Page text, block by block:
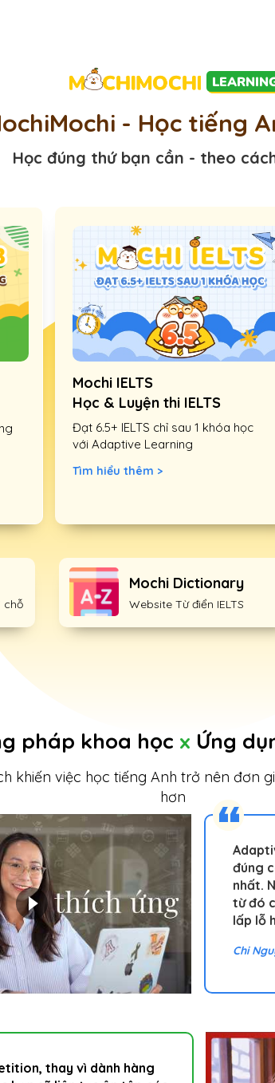
- Học tiếng
Học đúng thứ bạn cần - theo
Đạt 6.5+ IELTS chỉ sau 1 khóa học
với Adaptive Learning
Tìm hiểu thêm >
Mochi IELTS
Học & Luyện thi IELTS
chỗ
Mochi Dictionary
Website Từ điển IELTS
pháp khoa học x Ứng
khiến việc học tiếng Anh trở nên đơn
hơn
thay vì dành hàng
Chi
đúng
nhất.
từ đó
lấp lỗ